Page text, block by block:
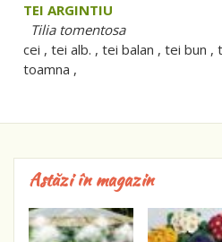
TEI ARGINTIU
Tilia tomentosa
cei , tei alb. , tei balan , tei bun ,
toamna ,
Astăzi în magazin